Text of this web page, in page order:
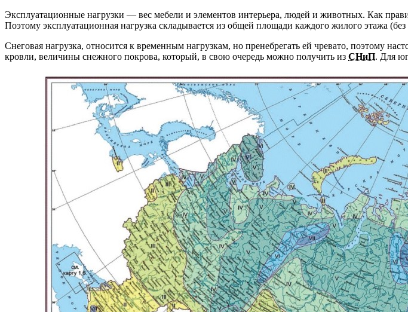
Эксплуатационные нагрузки — вес мебели и элементов интерьера, людей и животных. Как
Поэтому эксплуатационная нагрузка складывается из общей площади каждого жилого этажа
Снеговая нагрузка, относится к временным нагрузкам, но пренебрегать ей чревато, поэтому
кровли, величины снежного покрова, который, в свою очередь можно получить из СНиП. Для